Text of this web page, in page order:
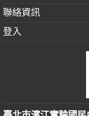
聯絡資訊
登入